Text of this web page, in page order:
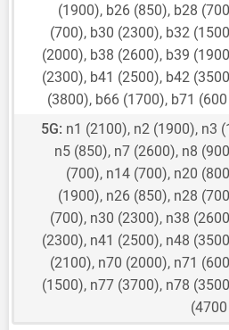
(1900), b26 (850), b28
(700), b30 (2300), b32
(2000), b38 (2600), b39
(2300), b41 (2500), b42
(3800), b66 (1700), b71
5G: n1 (2100), n2 (1900), n3
n5 (850), n7 (2600), n8
(700), n14 (700), n20
(1900), n26 (850), n28
(700), n30 (2300), n38
(2300), n41 (2500), n48
(2100), n70 (2000), n71
(1500), n77 (3700), n78